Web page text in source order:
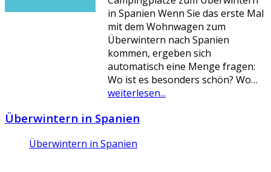
in Spanien Wenn Sie das erste Mal
mit dem Wohnwagen zum
Überwintern nach Spanien
kommen, ergeben sich
automatisch eine Menge fragen:
Wo ist es besonders schön? Wo…
weiterlesen...
Überwintern in Spanien
Überwintern in Spanien